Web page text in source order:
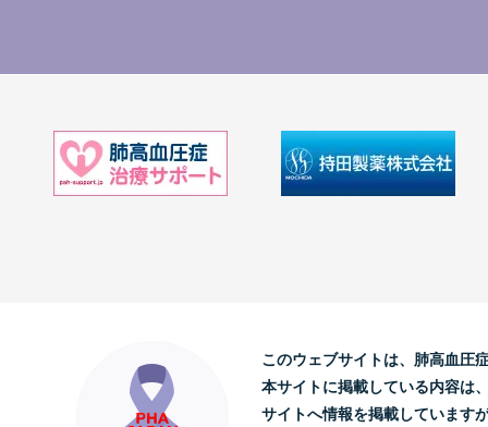
このウェブサイトは、肺高血圧
本サイトに掲載している内容は
サイトへ情報を掲載しています